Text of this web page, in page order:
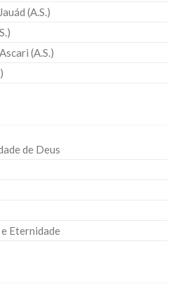
(A.S.)
(A.S.)
de Deus
Eternidade